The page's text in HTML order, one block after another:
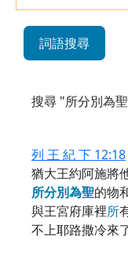
詞語搜尋
搜尋 "所分別為
列 王 紀 下 12:18
猶大王約阿施將
所分別為聖的物
與王宮府庫裡所
不上耶路撒冷來了